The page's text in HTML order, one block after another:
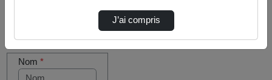
Votre message
Nom*
cette case
si vous
êtes un
J’ai compris